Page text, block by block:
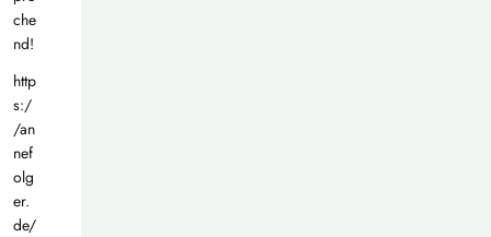
che
nd!
http
s:/
/an
nef
olg
er.
de/